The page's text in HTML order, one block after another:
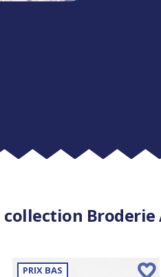
collection Broderie
PRIX BAS